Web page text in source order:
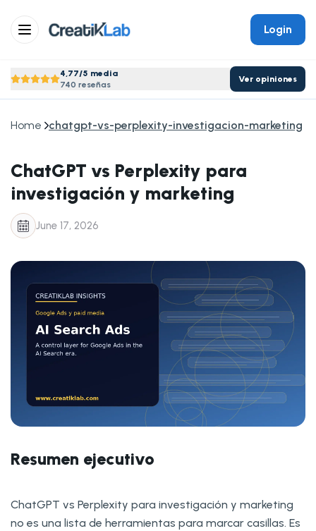
Login
4,77/5 media
740 reseñas
Ver opiniones
Home chatgpt-vs-perplexity-investigacion-marketing
ChatGPT vs Perplexity para
investigación y marketing
June 17, 2026
Resumen ejecutivo
ChatGPT vs Perplexity para investigación y marketing
no es una lista de herramientas para marcar casillas. Es